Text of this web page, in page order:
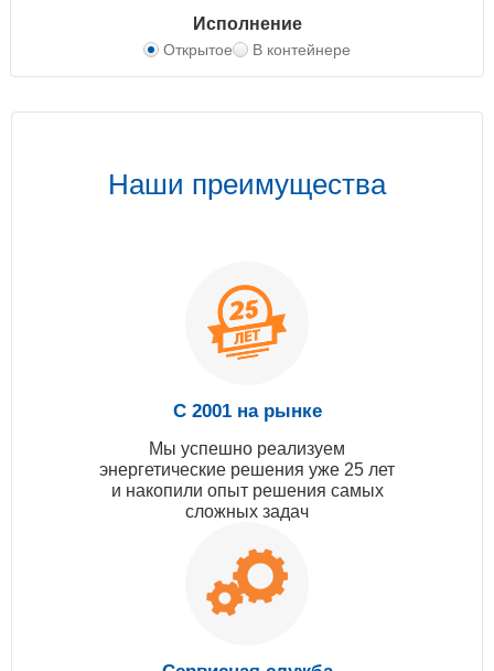
Исполнение
Открытое В контейнере
Наши преимущества
С 2001 на рынке
Мы успешно реализуем
энергетические решения уже 25 лет
и накопили опыт решения самых
сложных задач